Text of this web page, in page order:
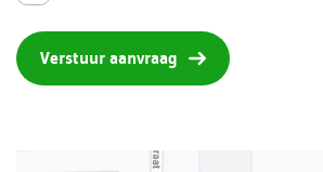
Verstuur aanvraag